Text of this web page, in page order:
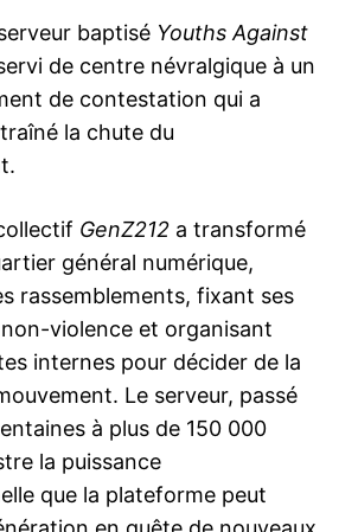
baptisé Youths Against
de centre névralgique à un
de contestation qui a
la chute du
GenZ212 a transformé
général numérique,
rassemblements, fixant ses
violence et organisant
internes pour décider de la
Le serveur, passé
à plus de 150 000
la puissance
que la plateforme peut